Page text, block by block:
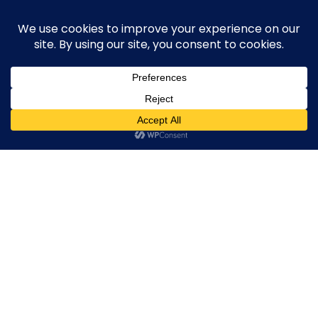
content
execute-stylife.com
upload it including a road bike of l1stylish and
other hobbies
O
O
E
20171008_083100637_iOS
20171008_083100637_iOS
l1stylish20171008_083100637_iOS
0 Comments